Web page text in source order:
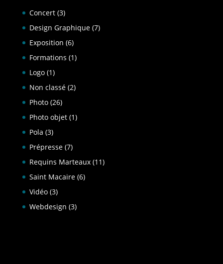
Concert(3)
Design Graphique(7)
Exposition (6)
Formations (1)
Logo(1)
Non classé(2)
Photo(26)
Photo objet(1)
Pola (3)
Prépresse(7)
Requins Marteaux(11)
Saint Macaire(6)
Vidéo(3)
Webdesign (3)